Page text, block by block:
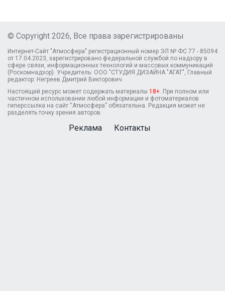
© Copyright 2026, Все права зарегистрированы
Интернет-Сайт "Атмосфера" регистрационный номер ЭЛ № ФС 77 - 85094
от 17.04.2023, зарегистрировано федеральной службой по надзору в
сфере связи, информационных технологий и массовых коммуникаций
(Роскомнадзор). Учредитель: ООО "СТУДИЯ ДИЗАЙНА "АГАТ", Главный
редактор: Негреев Дмитрий Викторович
Настоящий ресурс может содержать материалы 18+ . При полном или
частичном использовании любой информации и фотоматериалов
гиперссылка на сайт “Атмосфера” обязательна. Редакция может не
разделять точку зрения авторов.
Реклама Контакты